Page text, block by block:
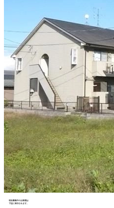
現在募集中のお部屋は
下記に表示されます。